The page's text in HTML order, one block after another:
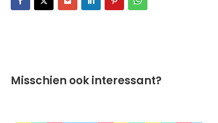
Misschien ook interessant?